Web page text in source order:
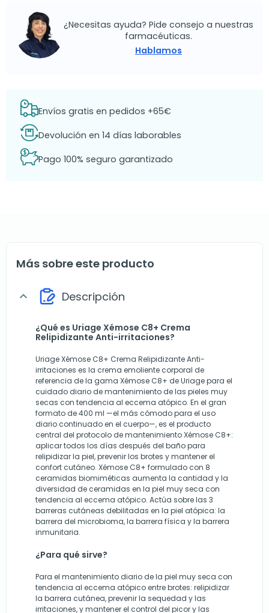
¿Necesitas ayuda? Pide consejo a nuestras
farmacéuticas.
Hablamos
Envíos gratis en pedidos +65€
Devolución en 14 días laborables
Pago 100% seguro garantizado
Más sobre este producto
expand_more Descripción
¿Qué es Uriage Xémose C8+ Crema
Relipidizante Anti-irritaciones?
Uriage Xémose C8+ Crema Relipidizante Anti-
irritaciones es la crema emoliente corporal de
referencia de la gama Xémose C8+ de Uriage para el
cuidado diario de mantenimiento de las pieles muy
secas con tendencia al eccema atópico. En el gran
formato de 400 ml —el más cómodo para el uso
diario continuado en el cuerpo—, es el producto
central del protocolo de mantenimiento Xémose C8+:
aplicar todos los días después del baño para
relipidizar la piel, prevenir los brotes y mantener el
confort cutáneo. Xémose C8+ formulado con 8
ceramidas biomiméticas aumenta la cantidad y la
diversidad de ceramidas en la piel muy seca con
tendencia al eccema atópico. Actúa sobre las 3
barreras cutáneas debilitadas en la piel atópica: la
barrera del microbioma, la barrera física y la barrera
inmunitaria.
¿Para qué sirve?
Para el mantenimiento diario de la piel muy seca con
tendencia al eccema atópico entre brotes: relipidizar
la barrera cutánea, prevenir la sequedad y las
irritaciones, y mantener el control del picor y las